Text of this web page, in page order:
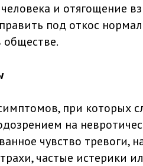
и отягощение
под откос
обществе.
при которых
на
чувство тревоги,
частые истерики